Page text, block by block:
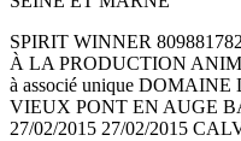
SPIRIT WINNER
À LA PRODUCTION
à associé unique
VIEUX PONT EN AUGE
27/02/2015 27/02/2015